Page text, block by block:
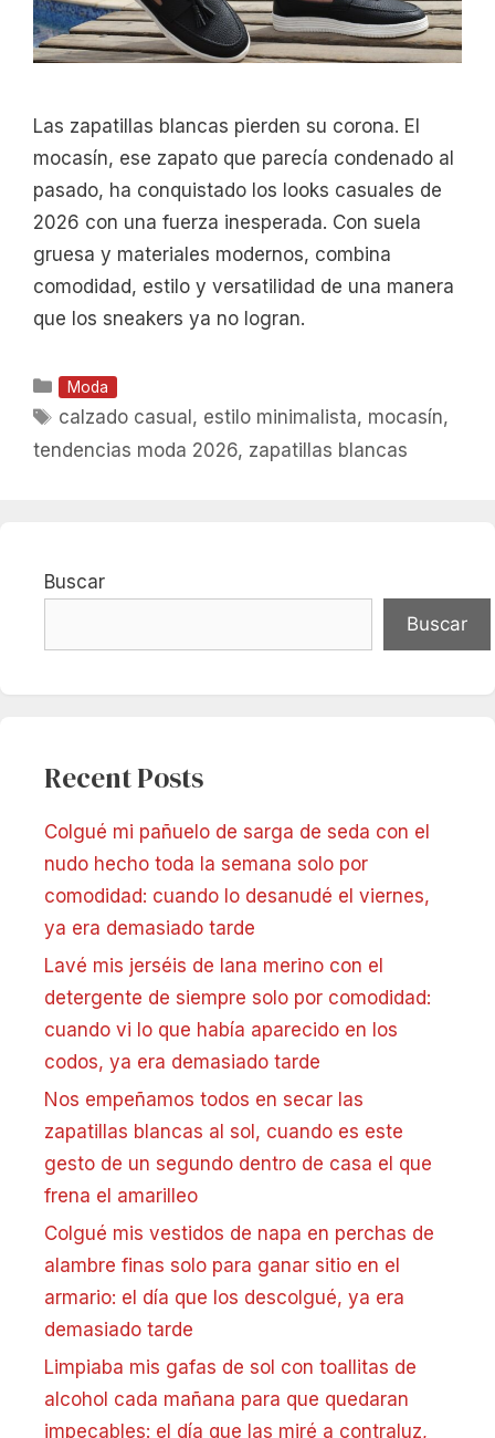
Las zapatillas blancas pierden su corona. El
mocasín, ese zapato que parecía condenado al
pasado, ha conquistado los looks casuales de
2026 con una fuerza inesperada. Con suela
gruesa y materiales modernos, combina
comodidad, estilo y versatilidad de una manera
que los sneakers ya no logran.
Categorías
Moda
Etiquetas
calzado casual , estilo minimalista, mocasín,
tendencias moda 2026, zapatillas blancas
Buscar
Buscar
Recent Posts
Colgué mi pañuelo de sarga de seda con el
nudo hecho toda la semana solo por
comodidad: cuando lo desanudé el viernes,
ya era demasiado tarde
Lavé mis jerséis de lana merino con el
detergente de siempre solo por comodidad:
cuando vi lo que había aparecido en los
codos, ya era demasiado tarde
Nos empeñamos todos en secar las
zapatillas blancas al sol, cuando es este
gesto de un segundo dentro de casa el que
frena el amarilleo
Colgué mis vestidos de napa en perchas de
alambre finas solo para ganar sitio en el
armario: el día que los descolgué, ya era
demasiado tarde
Limpiaba mis gafas de sol con toallitas de
alcohol cada mañana para que quedaran
impecables: el día que las miré a contraluz,